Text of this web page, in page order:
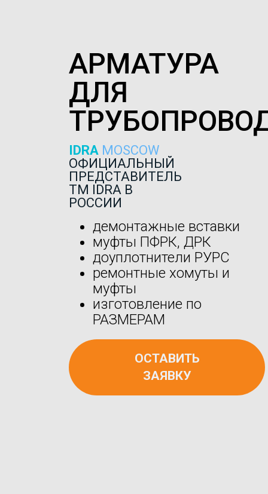
АРМАТУРА
ДЛЯ
IDRA MOSCOW
ОФИЦИАЛЬНЫЙ
ПРЕДСТАВИТЕЛЬ
ТМ IDRA В
РОССИИ
демонтажные вставки
муфты ПФРК, ДРК
доуплотнители РУРС
ремонтные хомуты и
муфты
изготовление по
РАЗМЕРАМ
ОСТАВИТЬ
ЗАЯВКУ